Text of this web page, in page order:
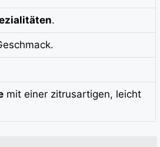
.
mit einer zitrusartigen, leicht